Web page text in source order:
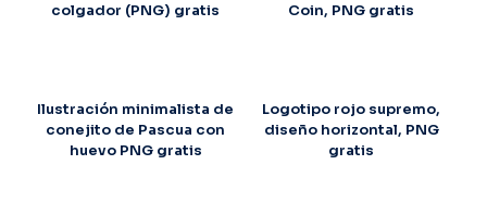
colgador (PNG) gratis
Coin, PNG gratis
Ilustración minimalista de
conejito de Pascua con
huevo PNG gratis
Logotipo rojo supremo,
diseño horizontal, PNG
gratis